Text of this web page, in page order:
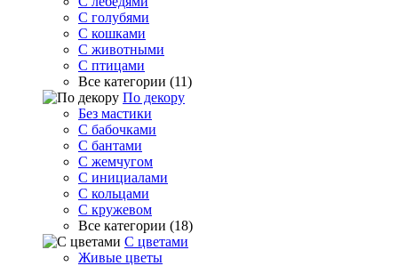
С голубями
С кошками
С животными
С птицами
Все категории (11)
По декору
Без мастики
С бабочками
С бантами
С жемчугом
С инициалами
С кольцами
С кружевом
Все категории (18)
С цветами
Живые цветы